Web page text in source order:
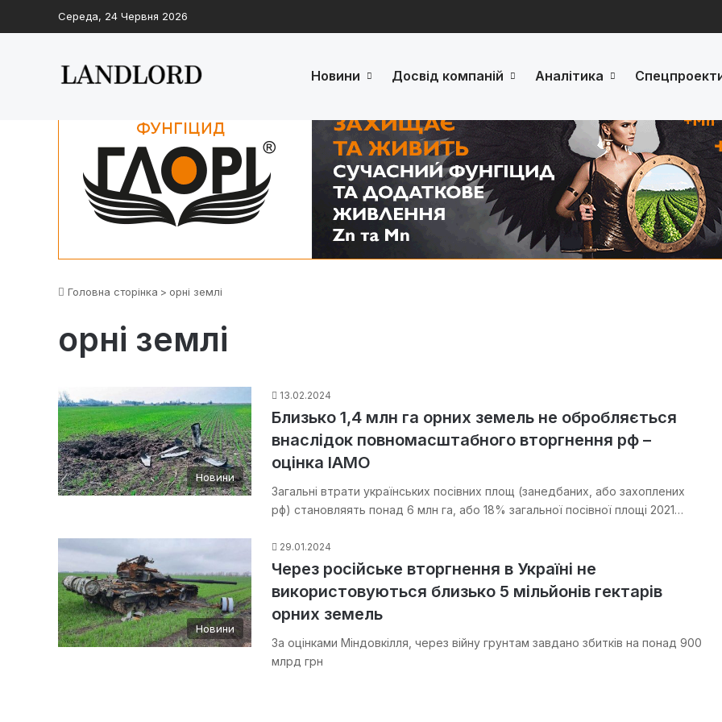
Середа, 24 Червня 2026
Новини Досвід компаній Аналітика
Головна сторінка > орні землі
орні землі
Новини
13.02.2024
Близько 1,4 млн га орних земель не обробляється
внаслідок повномасштабного вторгнення рф –
оцінка ІАМО
Загальні втрати українських посівних площ (занедбаних, або захоплених
рф) становляять понад 6 млн га, або 18% загальної посівної площі 2021…
Новини
29.01.2024
Через російське вторгнення в Україні не
використовуються близько 5 мільйонів гектарів
орних земель
За оцінками Міндовкілля, через війну грунтам завдано збитків на понад 900
млрд грн